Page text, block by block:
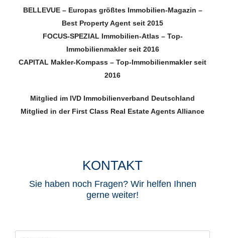
BELLEVUE – Europas größtes Immobilien-Magazin –
Best Property Agent seit 2015
FOCUS-SPEZIAL Immobilien-Atlas – Top-
Immobilienmaklerseit 2016
CAPITAL Makler-Kompass – Top-Immobilienmaklerseit
2016
Mitglied im IVD Immobilien­verband Deutschland
Mitglied in der First Class Real Estate Agents Alliance
KONTAKT
Sie haben noch Fragen? Wir helfen Ihnen
gerne weiter!​